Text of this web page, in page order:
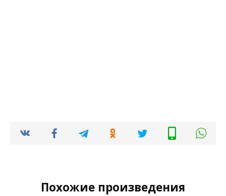
Похожие произведения